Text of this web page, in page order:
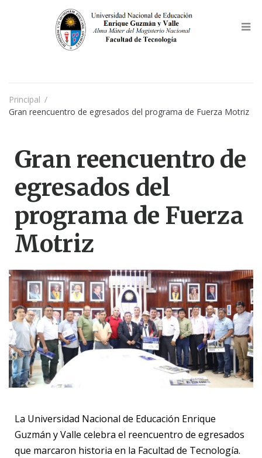
Principal /
Gran reencuentro de egresados del programa de Fuerza Motriz
Gran reencuentro de
egresados del
programa de Fuerza
Motriz
La Universidad Nacional de Educación Enrique
Guzmán y Valle celebra el reencuentro de egresados
que marcaron historia en la Facultad de Tecnología.